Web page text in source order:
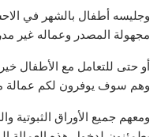
وجليسه أطفال بالشهر في
مجهولة المصدر وعماله غير
أو حتى للتعامل مع الأطفال
وهم سوف يوفرون لكم عمالة
ومعهم جميع الأوراق الثبوتية